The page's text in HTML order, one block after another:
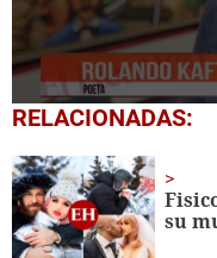
0
seconds
2
minutes,
44
seconds
RELACIONADAS:
su